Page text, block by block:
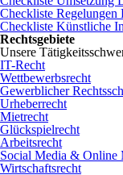
Checkliste
Checkliste Künstliche
Rechtsgebiete
Unsere
IT-Recht
Wettbewerbsrecht
Gewerblicher
Urheberrecht
Mietrecht
Glückspielrecht
Arbeitsrecht
Social Media & Online
Wirtschaftsrecht